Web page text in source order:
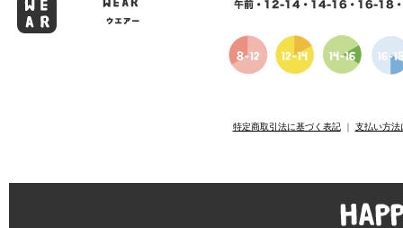
特定商取引法に基づく表記｜ 支払い方法